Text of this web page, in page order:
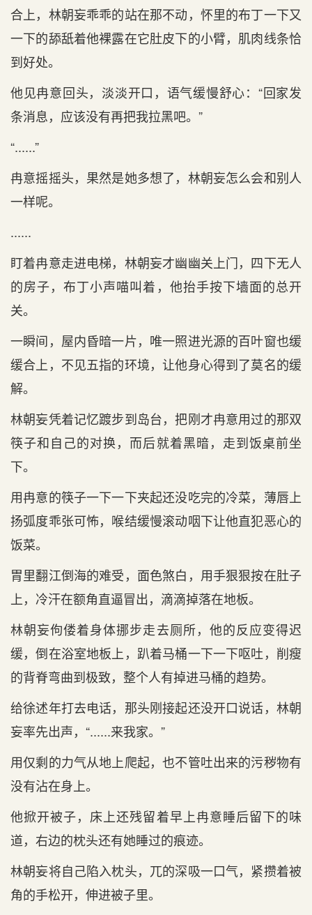
合上，林朝妄乖乖的站在那不动，怀里的布丁一下又
一下的舔舐着他裸露在它肚皮下的小臂，肌肉线条恰
到好处。
他见冉意回头，淡淡开口，语气缓慢舒心：“回家发
条消息，应该没有再把我拉黑吧。”
“......”
冉意摇摇头，果然是她多想了，林朝妄怎么会和别人
一样呢。
......
盯着冉意走进电梯，林朝妄才幽幽关上门，四下无人
的房子，布丁小声喵叫着，他抬手按下墙面的总开
关。
一瞬间，屋内昏暗一片，唯一照进光源的百叶窗也缓
缓合上，不见五指的环境，让他身心得到了莫名的缓
解。
林朝妄凭着记忆踱步到岛台，把刚才冉意用过的那双
筷子和自己的对换，而后就着黑暗，走到饭桌前坐
下。
用冉意的筷子一下一下夹起还没吃完的冷菜，薄唇上
扬弧度乖张可怖，喉结缓慢滚动咽下让他直犯恶心的
饭菜。
胃里翻江倒海的难受，面色煞白，用手狠狠按在肚子
上，冷汗在额角直逼冒出，滴滴掉落在地板。
林朝妄佝偻着身体挪步走去厕所，他的反应变得迟
缓，倒在浴室地板上，趴着马桶一下一下呕吐，削瘦
的背脊弯曲到极致，整个人有掉进马桶的趋势。
给徐述年打去电话，那头刚接起还没开口说话，林朝
妄率先出声，“......来我家。”
用仅剩的力气从地上爬起，也不管吐出来的污秽物有
没有沾在身上。
他掀开被子，床上还残留着早上冉意睡后留下的味
道，右边的枕头还有她睡过的痕迹。
林朝妄将自己陷入枕头，兀的深吸一口气，紧攒着被
角的手松开，伸进被子里。